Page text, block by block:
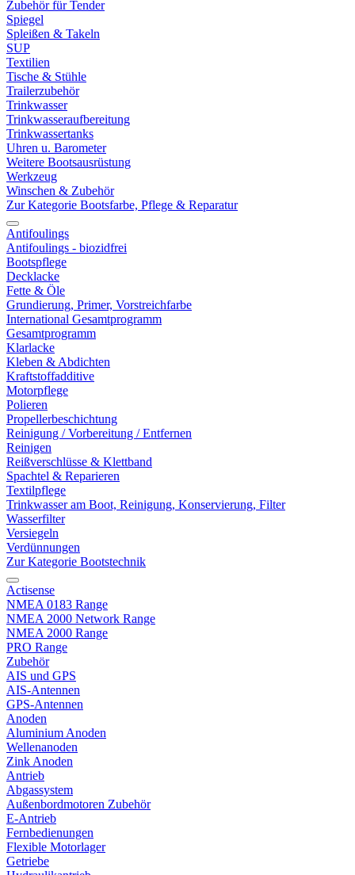
Zubehör für Tender
Spiegel
Spleißen & Takeln
SUP
Textilien
Tische & Stühle
Trailerzubehör
Trinkwasser
Trinkwasseraufbereitung
Trinkwassertanks
Uhren u. Barometer
Weitere Bootsausrüstung
Werkzeug
Winschen & Zubehör
Zur Kategorie Bootsfarbe, Pflege & Reparatur
Antifoulings
Antifoulings - biozidfrei
Bootspflege
Decklacke
Fette & Öle
Grundierung, Primer, Vorstreichfarbe
International Gesamtprogramm
Gesamtprogramm
Klarlacke
Kleben & Abdichten
Kraftstoffadditive
Motorpflege
Polieren
Propellerbeschichtung
Reinigung / Vorbereitung / Entfernen
Reinigen
Reißverschlüsse & Klettband
Spachtel & Reparieren
Textilpflege
Trinkwasser am Boot, Reinigung, Konservierung, Filter
Wasserfilter
Versiegeln
Verdünnungen
Zur Kategorie Bootstechnik
Actisense
NMEA 0183 Range
NMEA 2000 Network Range
NMEA 2000 Range
PRO Range
Zubehör
AIS und GPS
AIS-Antennen
GPS-Antennen
Anoden
Aluminium Anoden
Wellenanoden
Zink Anoden
Antrieb
Abgassystem
Außenbordmotoren Zubehör
E-Antrieb
Fernbedienungen
Flexible Motorlager
Getriebe